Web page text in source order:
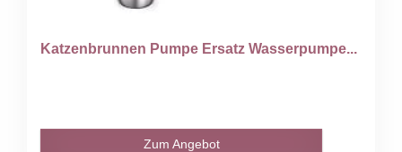
Katzenbrunnen Pumpe Ersatz Wasserpumpe...
Zum Angebot